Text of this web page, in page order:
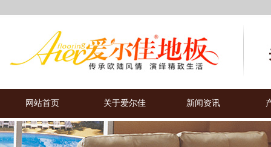
网站首页 关于爱尔佳 新闻资讯